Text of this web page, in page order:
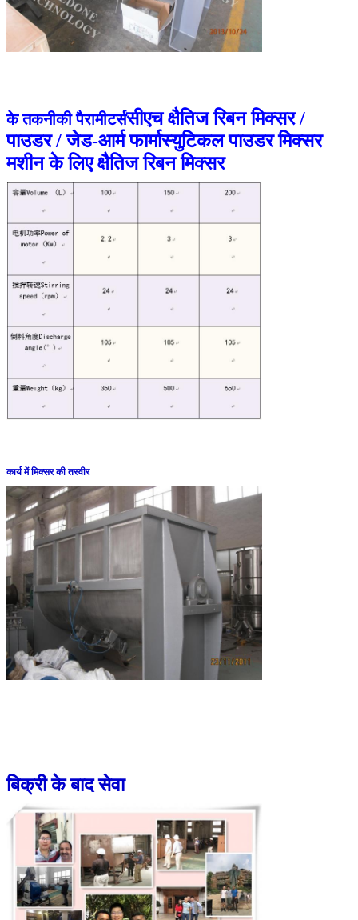
के तकनीकी पैरामीटर्ससीएच क्षैतिज रिबन मिक्सर /
पाउडर / जेड-आर्म फार्मास्युटिकल पाउडर मिक्सर
मशीन के लिए क्षैतिज रिबन मिक्सर
कार्य में मिक्सर की तस्वीर
बिक्री के बाद सेवा